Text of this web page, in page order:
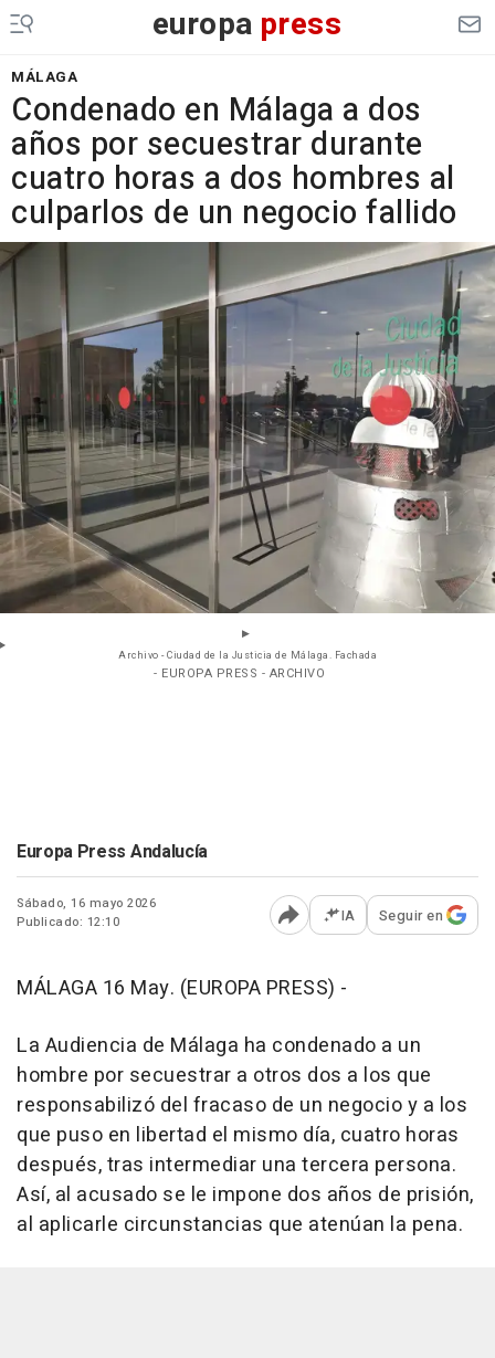
europa press
MÁLAGA
Condenado en Málaga a dos
años por secuestrar durante
cuatro horas a dos hombres al
culparlos de un negocio fallido
Archivo - Ciudad de la Justicia de Málaga. Fachada
- EUROPA PRESS - ARCHIVO
Europa Press Andalucía
Sábado, 16 mayo 2026
Publicado: 12:10
Abrir opciones para
IA Seguir en
MÁLAGA 16 May. (EUROPA PRESS) -
La Audiencia de Málaga ha condenado a un
hombre por secuestrar a otros dos a los que
responsabilizó del fracaso de un negocio y a los
que puso en libertad el mismo día, cuatro horas
después, tras intermediar una tercera persona.
Así, al acusado se le impone dos años de prisión,
al aplicarle circunstancias que atenúan la pena.